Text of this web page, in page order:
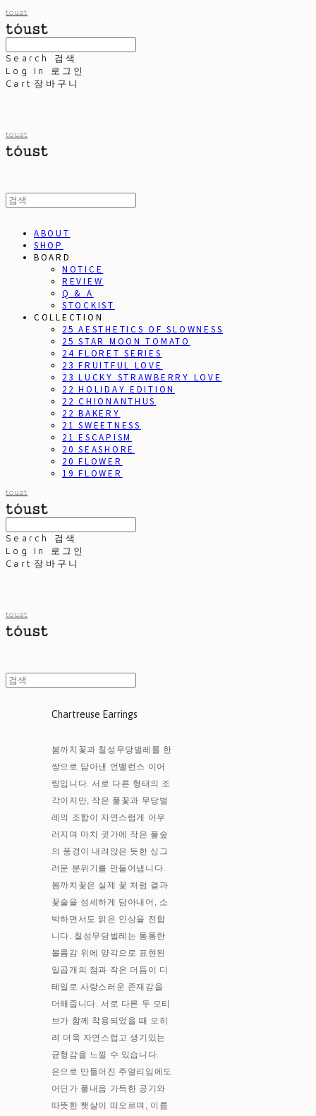
toust
Search
검색
Log In
로그인
Cart 장바구니
toust
ABOUT
SHOP
BOARD
NOTICE
REVIEW
Q & A
STOCKIST
COLLECTION
25 AESTHETICS OF SLOWNESS
25 STAR MOON TOMATO
24 FLORET SERIES
23 FRUITFUL LOVE
23 LUCKY STRAWBERRY LOVE
22 HOLIDAY EDITION
22 CHIONANTHUS
22 BAKERY
21 SWEETNESS
21 ESCAPISM
20 SEASHORE
20 FLOWER
19 FLOWER
toust
Search
검색
Log In
로그인
Cart 장바구니
toust
Chartreuse Earrings
봄까치꽃과 칠성무당벌레를 한
쌍으로 담아낸 언밸런스 이어
링입니다. 서로 다른 형태의 조
각이지만, 작은 풀꽃과 무당벌
레의 조합이 자연스럽게 어우
러지며 마치 귓가에 작은 풀숲
의 풍경이 내려앉은 듯한 싱그
러운 분위기를 만들어냅니다.
봄까치꽃은 실제 꽃 처럼 결과
꽃술을 섬세하게 담아내어, 소
박하면서도 맑은 인상을 전합
니다. 칠성무당벌레는 통통한
볼륨감 위에 양각으로 표현된
일곱개의 점과 작은 더듬이 디
테일로 사랑스러운 존재감을
더해줍니다. 서로 다른 두 모티
브가 함께 착용되었을 때 오히
려 더욱 자연스럽고 생기있는
균형감을 느낄 수 있습니다.
은으로 만들어진 주얼리임에도
어딘가 풀내음 가득한 공기와
따뜻한 햇살이 떠오르며, 이름